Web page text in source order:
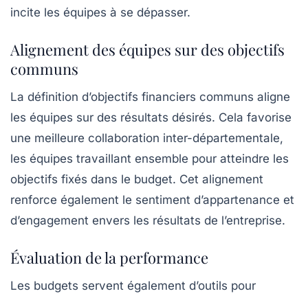
incite les équipes à se dépasser.
Alignement des équipes sur des objectifs
communs
La définition d’objectifs financiers communs aligne
les équipes sur des résultats désirés. Cela favorise
une meilleure collaboration inter-départementale,
les équipes travaillant ensemble pour atteindre les
objectifs fixés dans le budget. Cet alignement
renforce également le sentiment d’appartenance et
d’engagement envers les résultats de l’entreprise.
Évaluation de la performance
Les budgets servent également d’outils pour